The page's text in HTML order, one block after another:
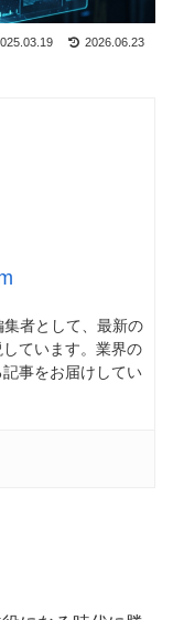
2026.06.23
集者として、最新の
ています。業界の
事をお届けしてい